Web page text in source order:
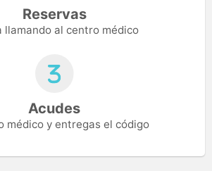
Reservas
llamando al centro médico
Acudes
médico y entregas el código